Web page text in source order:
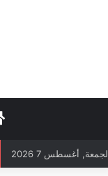
أغسطس 7 2026